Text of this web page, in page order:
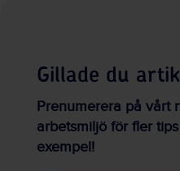
Gillade du
Prenumerera på vårt
arbetsmiljö för fler
exempel!